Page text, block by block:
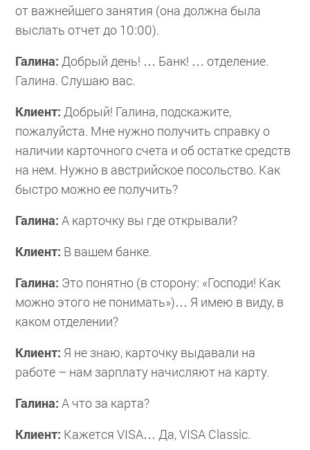
от важнейшего занятия (она должна была
выслать отчет до 10:00).
Галина: Добрый день! … Банк! … отделение.
Галина. Слушаю вас.
Клиент: Добрый! Галина, подскажите,
пожалуйста. Мне нужно получить справку о
наличии карточного счета и об остатке средств
на нем. Нужно в австрийское посольство. Как
быстро можно ее получить?
Галина: А карточку вы где открывали?
Клиент: В вашем банке.
Галина: Это понятно (в сторону: «Господи! Как
можно этого не понимать»)… Я имею в виду, в
каком отделении?
Клиент: Я не знаю, карточку выдавали на
работе – нам зарплату начисляют на карту.
Галина: А что за карта?
Клиент: Кажется VISA… Да, VISA Classic.